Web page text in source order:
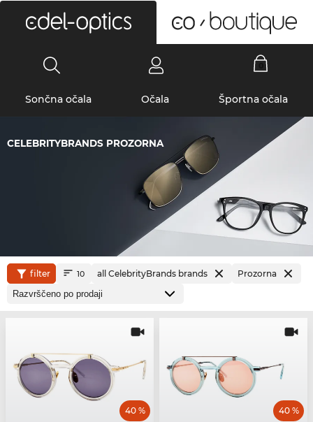
Sončna očala Očala Športna očala
CELEBRITYBRANDS PROZORNA
filter 10 all CelebrityBrands brands Prozorna
40 % 40 %